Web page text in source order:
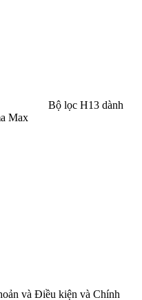
x 236 x 268mmBộ lọc H13 dành
Max
và Điều kiện và Chính